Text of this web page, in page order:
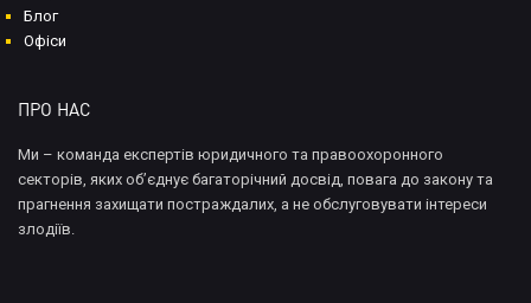
Блог
Офіси
ПРО НАС
Ми – команда експертів юридичного та правоохоронного
секторів, яких об’єднує багаторічний досвід, повага до закону та
прагнення захищати постраждалих, а не обслуговувати інтереси
злодіїв.